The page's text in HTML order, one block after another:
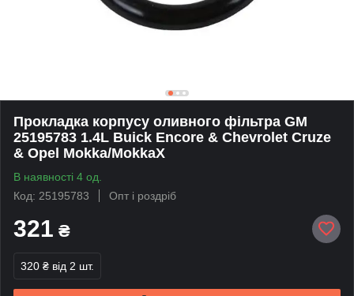
Прокладка корпусу оливного фільтра GM
25195783 1.4L Buick Encore & Chevrolet Cruze
& Opel Mokka/MokkaX
В наявності 4 од.
Код: 25195783
Опт і роздріб
321 ₴
320 ₴ від 2 шт.